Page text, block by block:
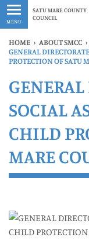
MENU
SATU MARE COUNTY
COUNCIL
Latest
HOME › ABOUT SMCC ›
GENERAL
PROTECTION OF SATU
SOCIAL
CHILD
MARE